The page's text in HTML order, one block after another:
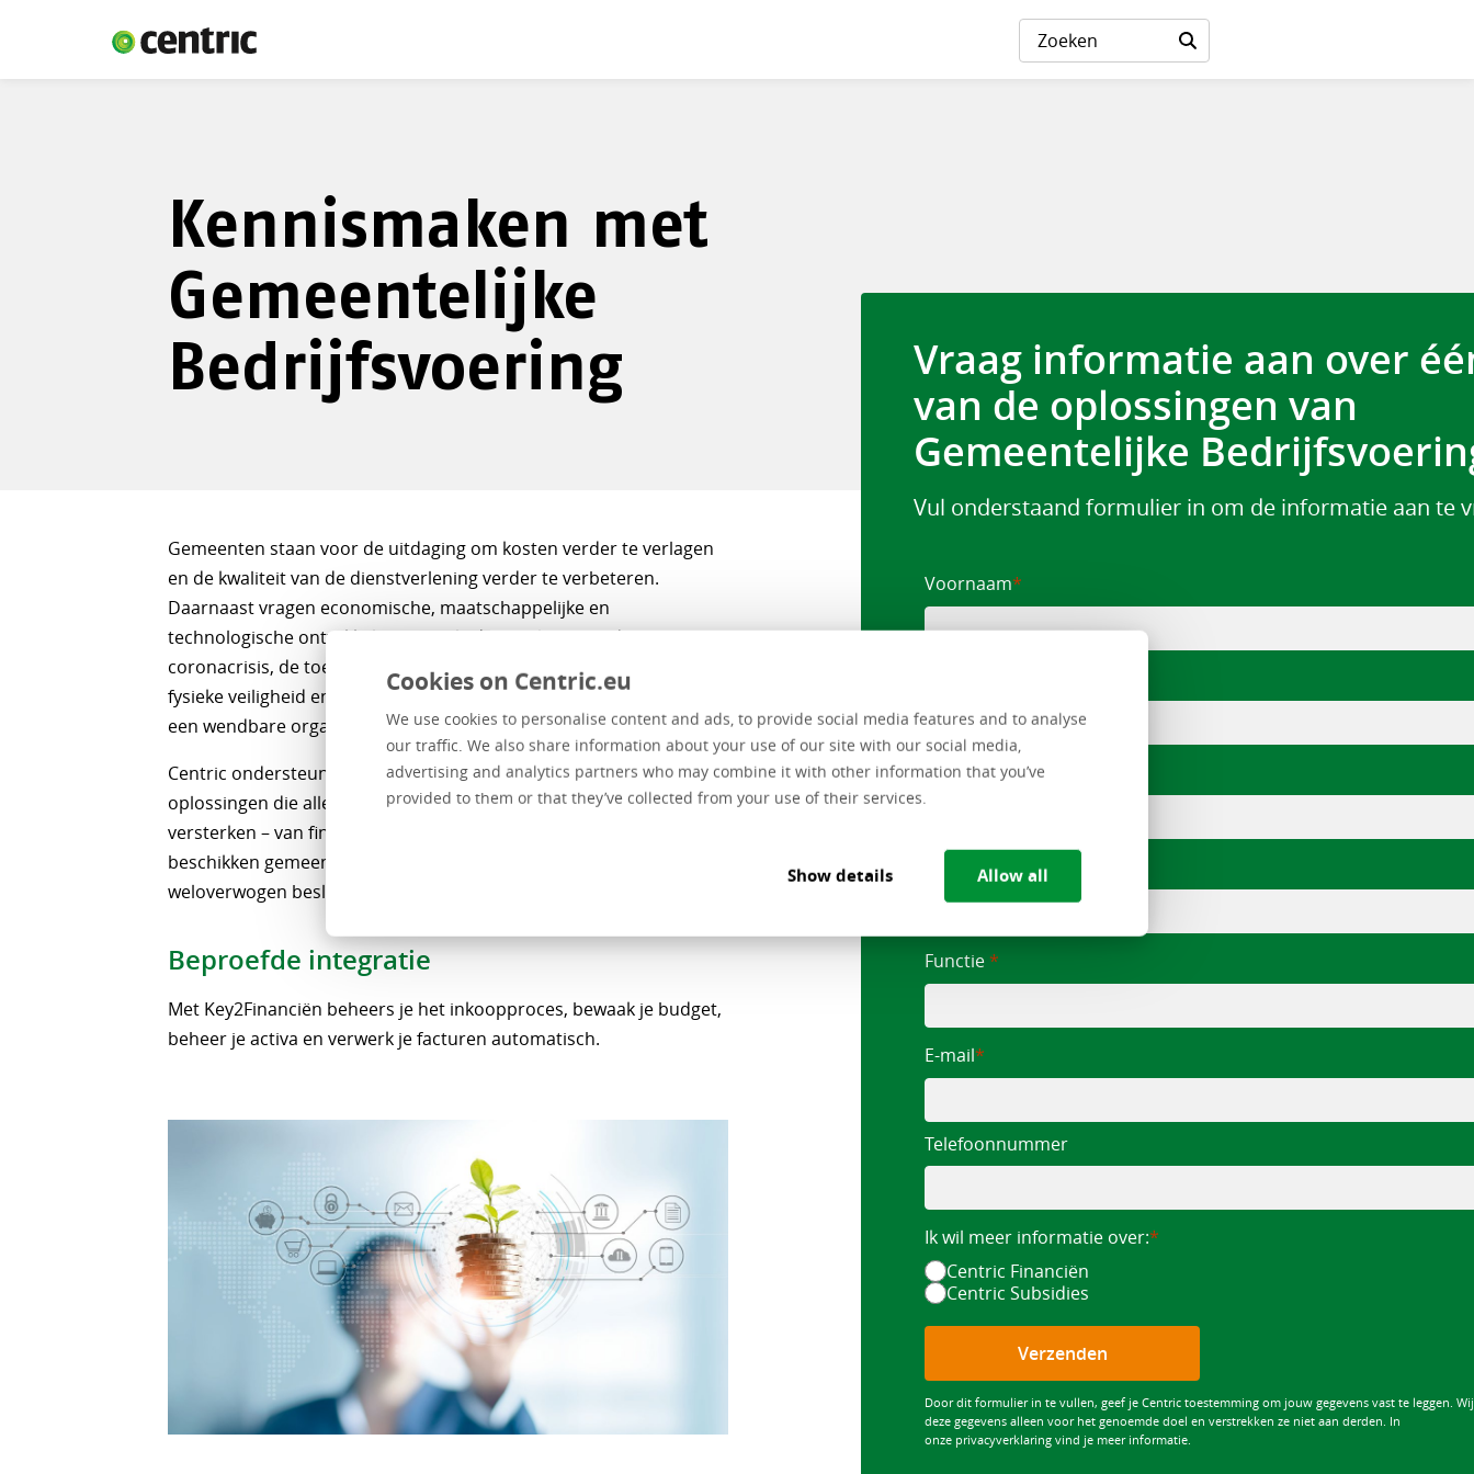
Cookies on Centric.eu
We use cookies to personalise content and ads, to provide social media features and to analyse
our traffic. We also share information about your use of our site with our social media,
advertising and analytics partners who may combine it with other information that you’ve
provided to them or that they’ve collected from your use of their services.
Show details Allow all
Kennismaken met
Gemeentelijke
Bedrijfsvoering
Gemeenten staan voor de uitdaging om kosten verder te verlagen
en de kwaliteit van de dienstverlening verder te verbeteren.
Daarnaast vragen economische, maatschappelijke en
technologische ontwikkelingen zoals de gevolgen van de
coronacrisis, de toenemende vergrijzing, de behoefte aan online en
fysieke veiligheid en de transitie naar een duurzame economie om
een wendbare organisatie.
Centric ondersteunt gemeenten bij deze transformatie met
oplossingen die alle pijlers van de gemeentelijke bedrijfsvoering
versterken – van financiële processen tot subsidieverlening. Zo
beschikken gemeenten over de juiste cijfers en inzichten om
weloverwogen beslissingen te nemen.
Beproefde integratie
Met Key2Financiën beheers je het inkoopproces, bewaak je budget,
beheer je activa en verwerk je facturen automatisch.
Vraag informatie aan over
van de oplossingen van
Gemeentelijke
Vul onderstaand formulier in om de informatie aan te
Voornaam
Achternaam
Organisatie
Functie
E-mail
Telefoonnummer
Ik wil meer informatie over:
Centric Financiën
Centric Subsidies
Verzenden
Door dit formulier in te vullen, geef je Centric toestemming om jouw gegevens vast te leggen.
deze gegevens alleen voor het genoemde doel en verstrekken ze niet aan derden. In
onze privacyverklaring vind je meer informatie.